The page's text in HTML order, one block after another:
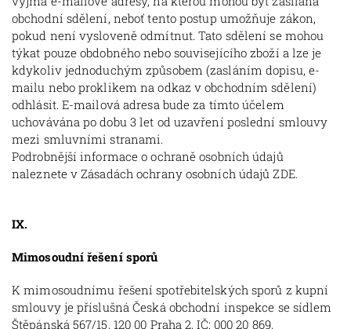
obchodní sdělení, neboť tento postup umožňuje zákon,
pokud není vysloveně odmítnut. Tato sdělení se mohou
týkat pouze obdobného nebo souvisejícího zboží a lze je
kdykoliv jednoduchým způsobem (zasláním dopisu, e-
mailu nebo proklikem na odkaz v obchodním sdělení)
odhlásit. E-mailová adresa bude za tímto účelem
uchovávána po dobu 3 let od uzavření poslední smlouvy
mezi smluvními stranami.
Podrobnější informace o ochraně osobních údajů
naleznete v Zásadách ochrany osobních údajů ZDE.
IX.
Mimosoudní řešení sporů
K mimosoudnímu řešení spotřebitelských sporů z kupní
smlouvy je příslušná Česká obchodní inspekce se sídlem
Štěpánská 567/15, 120 00 Praha 2, IČ: 000 20 869,